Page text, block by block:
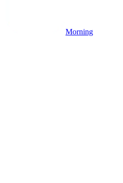
Morning